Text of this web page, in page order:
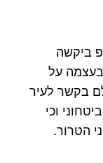
ביקשה
על
בקשר לעיר
וכי
הטרור.